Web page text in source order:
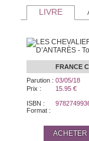
LIVRE
FRANCE
Parution : 03/05/18
Prix : 15.95 €
ISBN :
Format :
ACHETER